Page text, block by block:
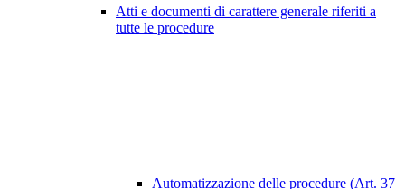
Atti e documenti di carattere generale riferiti a
tutte le procedure
Automatizzazione delle procedure (Art. 37